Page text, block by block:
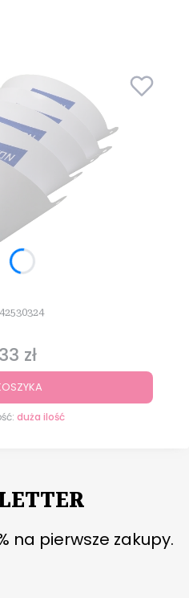
zł
duża ilość
na pierwsze zakupy.